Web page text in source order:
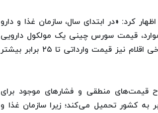
کرد: «در ابتدای سال، سازمان غذا و دارو
موارد، قیمت سورس چینی یک مولکول دارویی
۱۲ برابر و نمونه هندی آن ۳ برابر گران‌تر از تولید داخل بود. در برخی اقلام نیز قیمت وارداتی تا ۲۵ برابر بیشتر
قیمت‌های منطقی و فشارهای موجود برای
به کشور تحمیل می‌کند؛ زیرا سازمان غذا و